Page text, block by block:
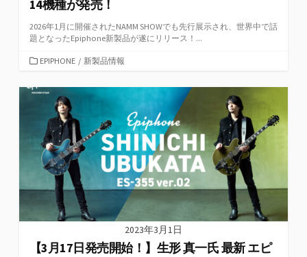
14機種が発売！
2026年1月に開催されたNAMM SHOWでも先行展示され、世界中で話
題となったEpiphone新製品が遂にリリース！...
カ
ゴ
EPIPHONE / 新製品情報
2023年3月1日
【3月17日発売開始！】生形 真一氏 最新 エピ